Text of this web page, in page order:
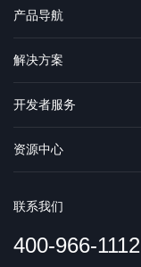
产品导航
解决方案
开发者服务
资源中心
联系我们
400-966-1112